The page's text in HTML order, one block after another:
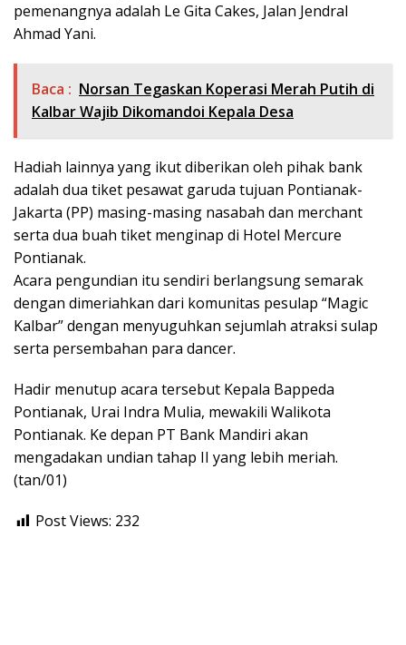
pemenangnya adalah Le Gita Cakes, Jalan Jendral
Ahmad Yani.
Baca : Norsan Tegaskan Koperasi Merah Putih di
Kalbar Wajib Dikomandoi Kepala Desa
Hadiah lainnya yang ikut diberikan oleh pihak bank
adalah dua tiket pesawat garuda tujuan Pontianak-
Jakarta (PP) masing-masing nasabah dan merchant
serta dua buah tiket menginap di Hotel Mercure
Pontianak.
Acara pengundian itu sendiri berlangsung semarak
dengan dimeriahkan dari komunitas pesulap “Magic
Kalbar” dengan menyuguhkan sejumlah atraksi sulap
serta persembahan para dancer.
Hadir menutup acara tersebut Kepala Bappeda
Pontianak, Urai Indra Mulia, mewakili Walikota
Pontianak. Ke depan PT Bank Mandiri akan
mengadakan undian tahap II yang lebih meriah.
(tan/01)
Post Views: 232